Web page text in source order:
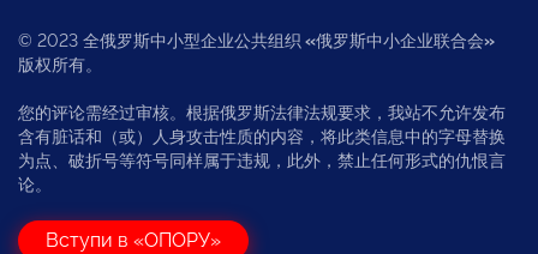
© 2023 全俄罗斯中小型企业公共组织 «俄罗斯中小企业联合会»
版权所有。
您的评论需经过审核。根据俄罗斯法律法规要求，我站不允许发布
含有脏话和（或）人身攻击性质的内容，将此类信息中的字母替换
为点、破折号等符号同样属于违规，此外，禁止任何形式的仇恨言
论。
Вступи в «ОПОРУ»